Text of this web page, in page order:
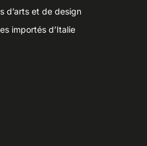
d’arts et de design
importés d’Italie